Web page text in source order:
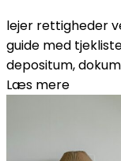
lejer rettigheder
guide med
depositum,
Læs mere